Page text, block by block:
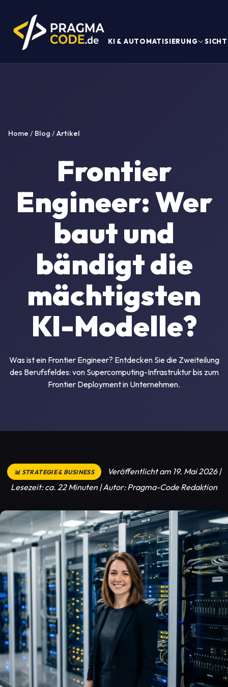
KI & AUTOMATISIERUNG
Home / Blog /Artikel
Frontier
Engineer: Wer
baut und
bändigt die
mächtigsten
KI-Modelle?
Was ist ein Frontier Engineer? Entdecken Sie die Zweiteilung
des Berufsfeldes: von Supercomputing-Infrastruktur bis zum
Frontier Deployment in Unternehmen.
📊 STRATEGIE & BUSINESS
Veröffentlicht am 19. Mai 2026 |
Lesezeit: ca. 22 Minuten | Autor: Pragma-Code Redaktion